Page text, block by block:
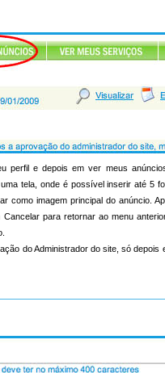
e depois em ver meus
uma tela, onde é possível inserir até 5
como imagem principal do anúncio.
para retornar ao menu
do Administrador do site, só